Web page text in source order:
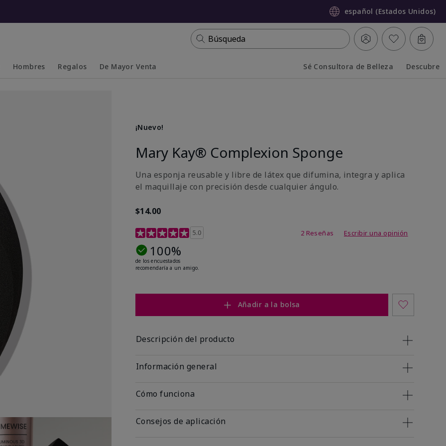
español (Estados Unidos)
Búsqueda
Hombres Regalos De Mayor Venta Sé Consultora de Belleza Descubre
¡Nuevo!
Mary Kay® Complexion Sponge
Una esponja reusable y libre de látex que difumina, integra y aplica
el maquillaje con precisión desde cualquier ángulo.
$14.00
Calificación de clientes de 5 de 5
5.0 2 Reseñas Escribir una opinión
100%
de los encuestados
recomendaría a un amigo.
Añadir a la bolsa
Descripción del producto
Información general
Cómo funciona
Consejos de aplicación